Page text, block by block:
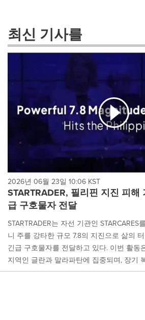
these
dropdown
will
content
on
to
change.
update
as
each
option
is
selected.
최신 기사를
2026년 06월 23일 10:06 KST
STARTRADER, 필리핀 지진 피
급 구호물자 전달
STARTRADER는 자선 기관인
니 주를 강타한 규모 7.8의 지진으로 삶의
긴급 구호물자를 전달하고 있다. 이번 활동
지역인 글란과 말라파탄에 집중되며, 장기